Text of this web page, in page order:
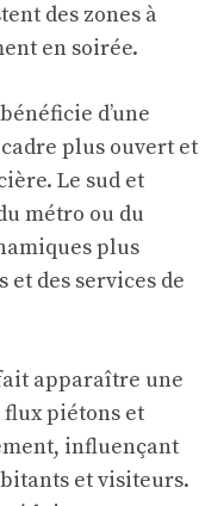
des zones à
en soirée.
d’une
plus ouvert et
Le sud et
métro ou du
plus
et des services de
apparaître une
piétons et
influençant
et visiteurs.